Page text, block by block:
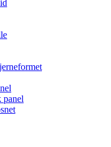
panel